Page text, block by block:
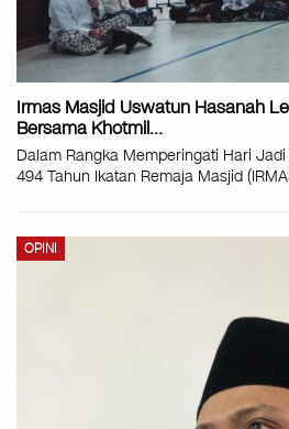
Irmas Masjid Uswatun Hasanah
Bersama Khotmil…
Dalam Rangka Memperingati Hari
494 Tahun Ikatan Remaja Masjid
OPINI